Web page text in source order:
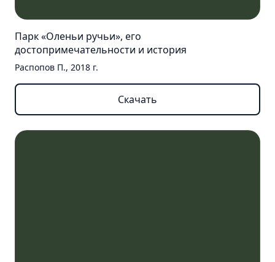
Парк «Оленьи ручьи», его
достопримечательности и история
Распопов П., 2018 г.
Скачать